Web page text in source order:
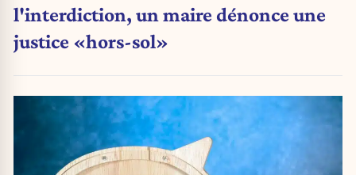
l'interdiction, un maire dénonce une
justice «hors-sol»